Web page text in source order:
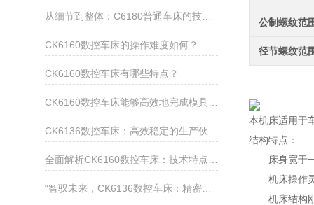
从细节到整体：C6180普通车床的技术优势详解
CK6160数控车床的操作难度如何？
CK6160数控车床有哪些特点？
CK6160数控车床能够高效地完成模具的粗加工、半精加工和精加工
“智驭未来，CK6136数控车床：精密制造的匠心巨匠“
公制螺纹范
径节螺纹范
本机床适用于
结构特点：
床身宽于一
机床操作灵
机床结构刚